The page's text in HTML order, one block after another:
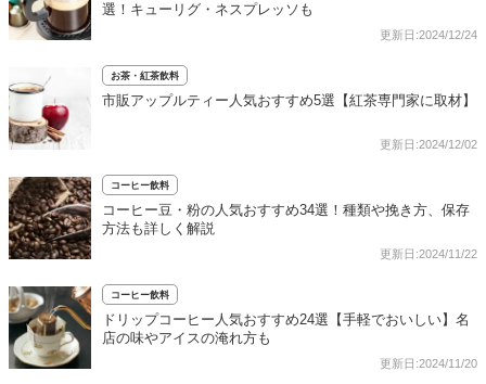
選！キューリグ・ネスプレッソも
更新日:2024/12/24
お茶・紅茶飲料
市販アップルティー人気おすすめ5選【紅茶専門家に取材】
更新日:2024/12/02
コーヒー飲料
コーヒー豆・粉の人気おすすめ34選！種類や挽き方、保存
方法も詳しく解説
更新日:2024/11/22
コーヒー飲料
ドリップコーヒー人気おすすめ24選【手軽でおいしい】名
店の味やアイスの淹れ方も
更新日:2024/11/20